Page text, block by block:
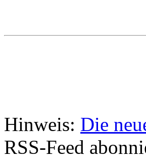
Hinweis: Die
RSS-Feed